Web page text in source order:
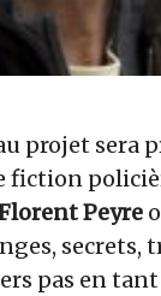
projet sera
fiction
Peyre
secrets,
pas en